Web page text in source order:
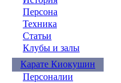
Персона
Техника
Статьи
Клубы и залы
Карате Киокушин
Персоналии